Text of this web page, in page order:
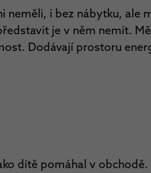
neměli, i bez nábytku, ale
je v něm nemít.
Dodávají prostoru
dítě pomáhal v